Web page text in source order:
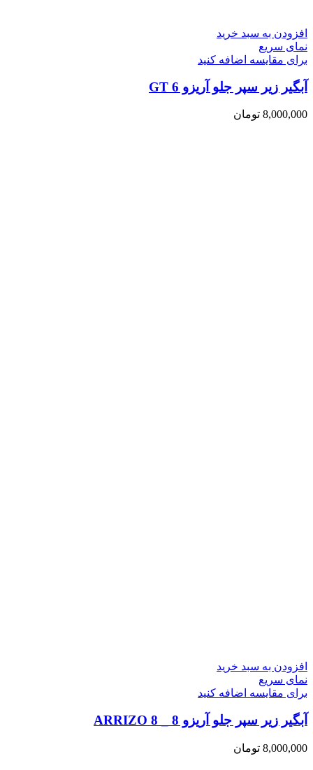
افزودن به سبد خرید
نمای سریع
برای مقایسه اضافه کنید
آبگیر زیر سپر جلو آریزو 6 GT
8,000,000 تومان
افزودن به سبد خرید
نمای سریع
برای مقایسه اضافه کنید
آبگیر زیر سپر جلو آریزو 8 _ ARRIZO 8
8,000,000 تومان